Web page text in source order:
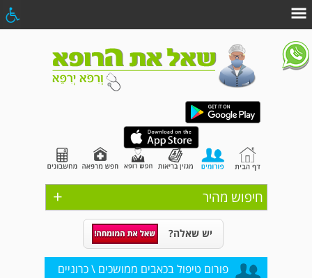
+ חיפוש מהיר
יש שאלה?
פורום טיפול בכאבים ממושכים \ כרוניים